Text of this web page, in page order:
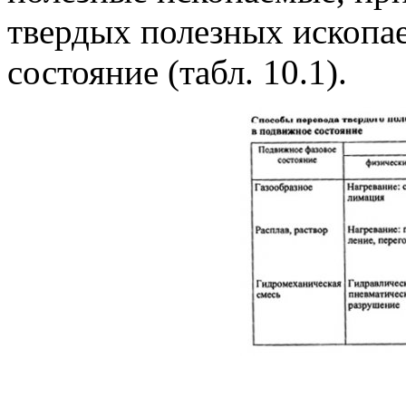
твердых полезных
состояние (табл. 10.1).